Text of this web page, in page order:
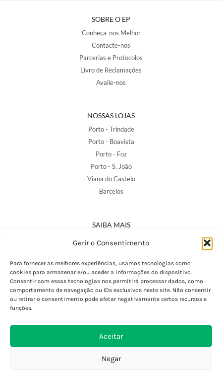
Gerir o Consentimento
Para fornecer as melhores experiências, usamos tecnologias como
cookies para armazenar e/ou aceder a informações do dispositivo.
Consentir com essas tecnologias nos permitirá processar dados, como
comportamento de navegação ou IDs exclusivos neste site. Não consentir
ou retirar o consentimento pode afetar negativamante certos recursos e
funções.
Aceitar
Negar
SOBRE O EP
Conheça-nos Melhor
Contacte-nos
Parcerias e Protocolos
Livro de Reclamações
Avalie-nos
NOSSAS LOJAS
Porto - Trindade
Porto - Boavista
Porto - Foz
Porto - S. João
Viana do Castelo
Barcelos
SAIBA MAIS
Política de Privacidade
Termos e Condições
Perguntas Frequentes
Custos de Envio
Encomendas Internacionais
Devoluções e Trocas